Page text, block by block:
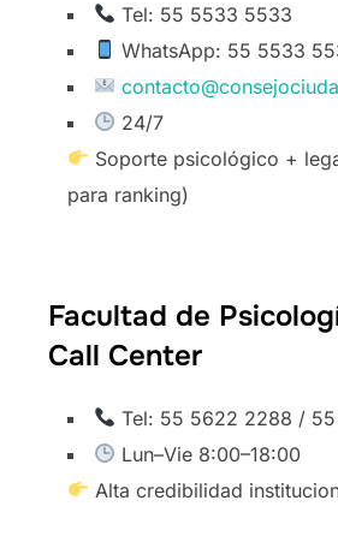
Tel: 55 5533 5533
WhatsApp: 55 5533
24/7
Soporte psicológico +
para ranking)
Facultad de
Call Center
Tel: 55 5622 2288 /
Lun–Vie 8:00–18:00
Alta credibilidad